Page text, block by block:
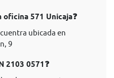
oficina 571 Unicaja❓
ubicada en
9
2103 0571❓